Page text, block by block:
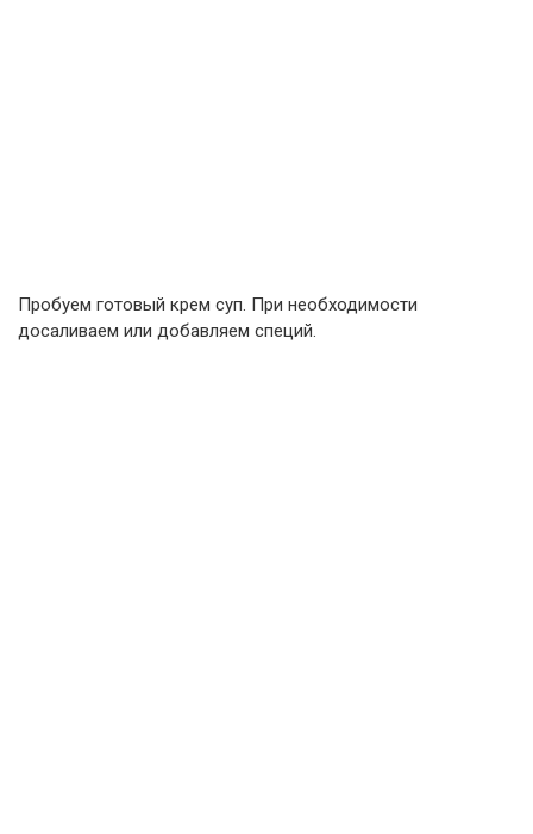
Пробуем готовый крем суп. При необходимости
досаливаем или добавляем специй.